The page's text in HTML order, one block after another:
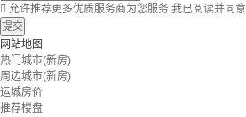
 允许推荐更多优质服务商为您服务 我已阅读并同意
提交
网站地图
热门城市(新房)
周边城市(新房)
运城房价
推荐楼盘